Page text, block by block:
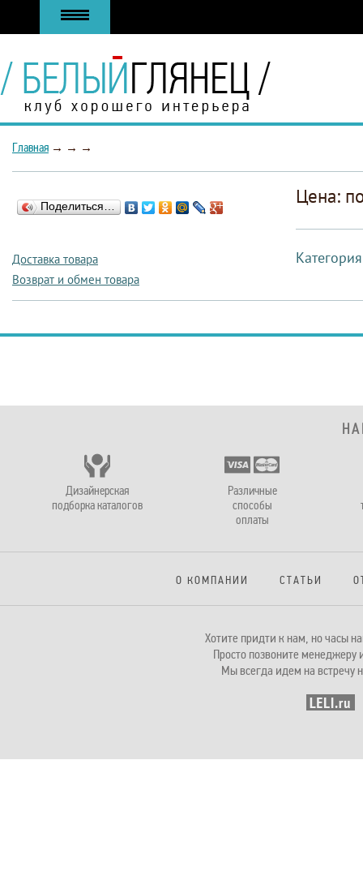
Главная → → →
Поделиться…
Доставка товара
Возврат и обмен товара
Цена:
Дизайнерская
подборка каталогов
Различные
способы
оплаты
О КОМПАНИИ СТАТЬИ
Хотите придти к нам, но часы
Просто позвоните менеджеру
Мы всегда идем на встречу